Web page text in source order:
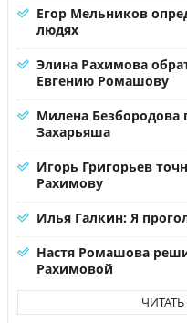
Егор Мельников
людях
Элина Рахимова
Евгению Ромашову
Милена Безбородова
Захарьяша
Игорь Григорьев
Рахимову
Илья Галкин: Я
Настя Ромашова
Рахимовой